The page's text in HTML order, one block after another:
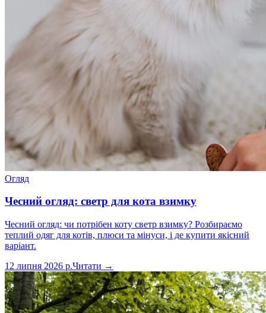
Огляд
Чесний огляд: светр для кота взимку
Чесний огляд: чи потрібен коту светр взимку? Розбираємо
теплий одяг для котів, плюси та мінуси, і де купити якісний
варіант.
12 липня 2026 р.Читати →